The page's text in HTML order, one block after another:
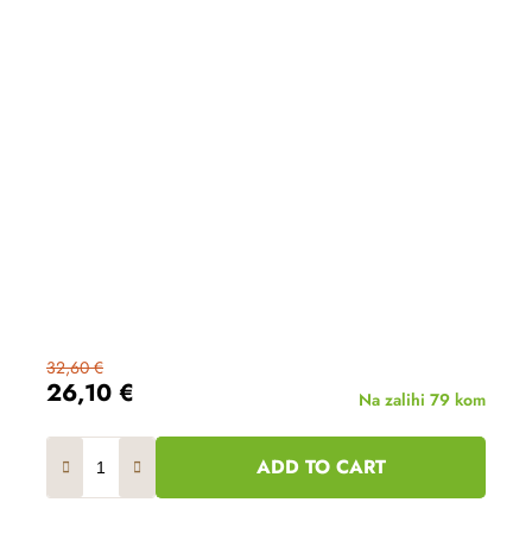
26,10 €
32,60 €
Na zalihi 79 kom
ADD TO CART